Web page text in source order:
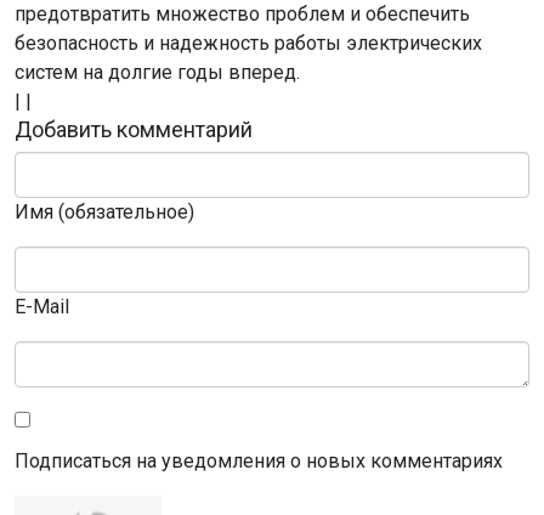
предотвратить множество проблем и обеспечить
безопасность и надежность работы электрических
систем на долгие годы вперед.
| |
Добавить комментарий
Имя (обязательное)
E-Mail
Подписаться на уведомления о новых комментариях